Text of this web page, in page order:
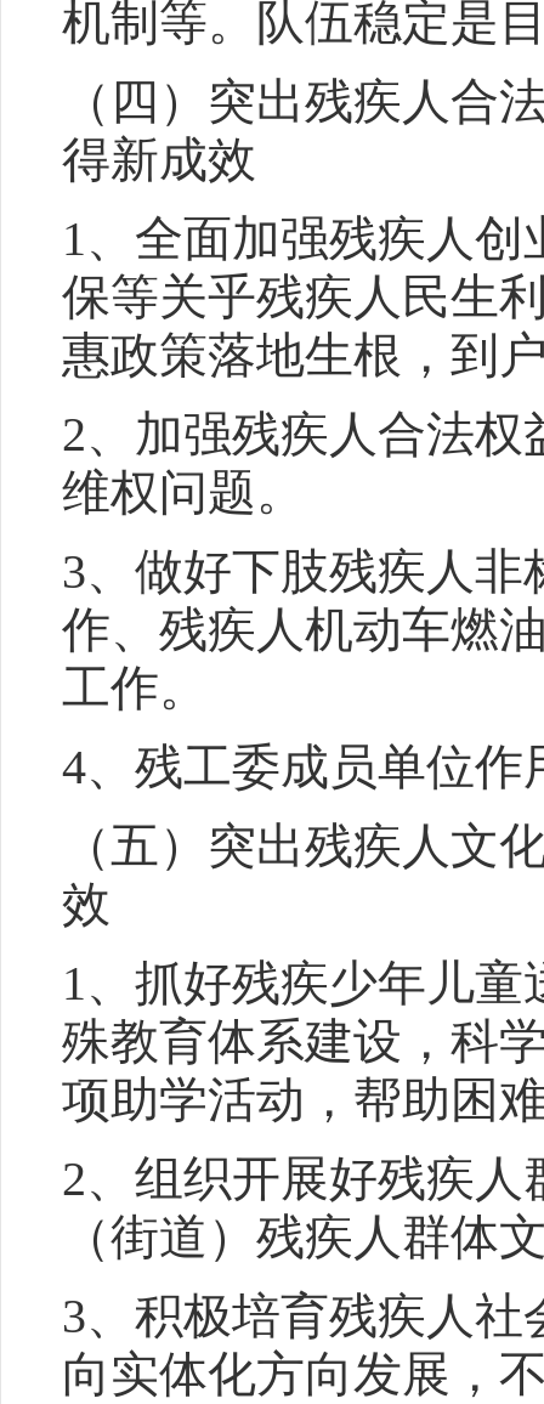
机制等。队伍稳定是
（四）突出残疾人合
得新成效
1、全面加强残疾人
保等关乎残疾人民生
惠政策落地生根，到
2、加强残疾人合法
维权问题。
3、做好下肢残疾人
作、残疾人机动车燃
工作。
4、残工委成员单位
（五）突出残疾人文
效
1、抓好残疾少年儿
殊教育体系建设，科
项助学活动，帮助困
2、组织开展好残疾
（街道）残疾人群体
3、积极培育残疾人
向实体化方向发展，